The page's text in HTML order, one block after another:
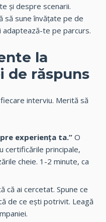
și despre scenarii.
să sune învățate pe de
te pe parcurs.
la
de răspuns
interviu. Merită să
experiența ta.” O
certificările principale,
cheie. 1-2 minute, ca
că ai cercetat. Spune ce
de ce ești potrivit. Leagă